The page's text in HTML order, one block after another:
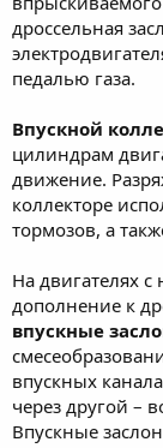
дроссельная
педалью газа.
Впускной
цилиндрам
движение.
коллекторе
тормозов, а
На двигателях
дополнение к
впускные
впускных
через другой –
Впускные